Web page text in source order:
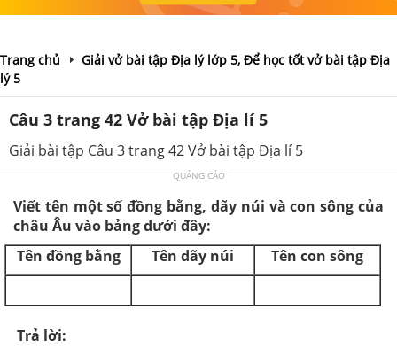
Trang chủ
Giải vở bài tập Địa lý lớp 5, Để học tốt vở bài tập Địa
lý 5
Câu 3 trang 42 Vở bài tập Địa lí 5
Giải bài tập Câu 3 trang 42 Vở bài tập Địa lí 5
QUẢNG CÁO
Viết tên một số đồng bằng, dãy núi và con sông của
châu Âu vào bảng dưới đây:
Tên đồng bằng
Tên dãy núi Tên con sông
Trả lời: